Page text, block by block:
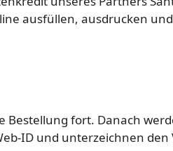
ausfüllen, ausdrucken
fort. Danach
ID und unterzeichnen